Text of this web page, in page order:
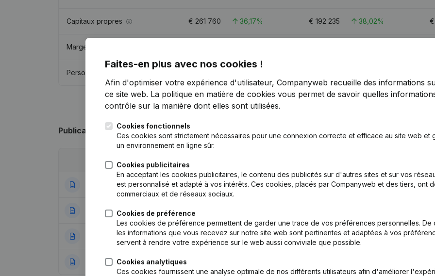
Capitaux propres € 261 760 36,17% € 192 235 38,02%
Marge brute
Personnel
Publicationsde Kahvalti Salonu
Publication
26-02-2024 Statuts (Traduction, Coordination, Autres Modifications,...)
05-02-2020 Demissions, Nominations
13-09-2018 Capital, Actions - Demissions, Nominations
03-04-2018 Rubrique Constitution (Nouvelle Personne Morale, Ouverture Succursale, etc...)
Faites-en plus avec nos cookies !
Afin d'optimiser votre expérience d'utilisateur, Companyweb recueille des informations
ce site web. La politique en matière de cookies vous permet de savoir quelles
contrôle sur la manière dont elles sont utilisées.
Cookies fonctionnels
Ces cookies sont strictement nécessaires pour une connexion correcte et efficace au site web et
un environnement en ligne sûr.
Cookies publicitaires
En acceptant les cookies publicitaires, le contenu des publicités sur d'autres sites et sur vos
est personnalisé et adapté à vos intérêts. Ces cookies, placés par Companyweb et des tiers, ont
commerciaux et de réseaux sociaux.
Cookies de préférence
Les cookies de préférence permettent de garder une trace de vos préférences personnelles. De
les informations que vous recevez sur notre site web sont pertinentes et adaptées à vos
servent à rendre votre expérience sur le web aussi conviviale que possible.
Cookies analytiques
Ces cookies fournissent une analyse optimale de nos différents utilisateurs afin d'améliorer